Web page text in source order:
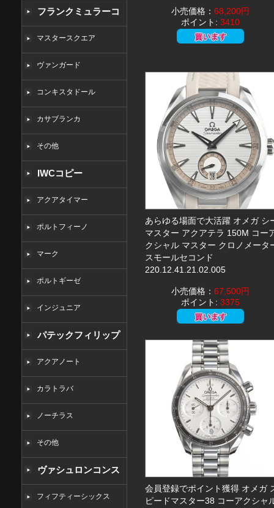
フランクミュラーコ
ピーマスタースクエア
ヴァンガード
コンキスタドール
カサブランカ
その他
IWCコピー
アクアタイマー
ポルトフィーノ
マーク
ポルトギーゼ
インジュニア
パテックフィリップ
コピーアクアノート
カラトラバ
ノーチラス
その他
ヴァシュロンコンス
タンタンコピー
フィフティーシックス
小売価格： 68,200円
ポイント: 3410
あらゆる場面で大活躍 オメガ シ
マスター アクアテラ 150M コー
クシャル マスター クロノメータ
スモールセコンド
220.12.41.21.02.005
小売価格： 67,500円
ポイント: 3375
会員登録でポイント獲得 オメガ
ピードマスター38 コーアクシャ